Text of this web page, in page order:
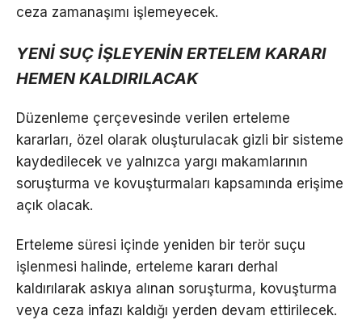
ceza zamanaşımı işlemeyecek.
YENİ SUÇ İŞLEYENİN ERTELEM KARARI
HEMEN KALDIRILACAK
Düzenleme çerçevesinde verilen erteleme
kararları, özel olarak oluşturulacak gizli bir sisteme
kaydedilecek ve yalnızca yargı makamlarının
soruşturma ve kovuşturmaları kapsamında erişime
açık olacak.
Erteleme süresi içinde yeniden bir terör suçu
işlenmesi halinde, erteleme kararı derhal
kaldırılarak askıya alınan soruşturma, kovuşturma
veya ceza infazı kaldığı yerden devam ettirilecek.